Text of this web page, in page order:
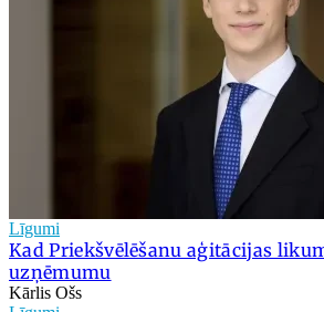
Līgumi
Kad Priekšvēlēšanu aģitācijas
uzņēmumu
Kārlis Ošs